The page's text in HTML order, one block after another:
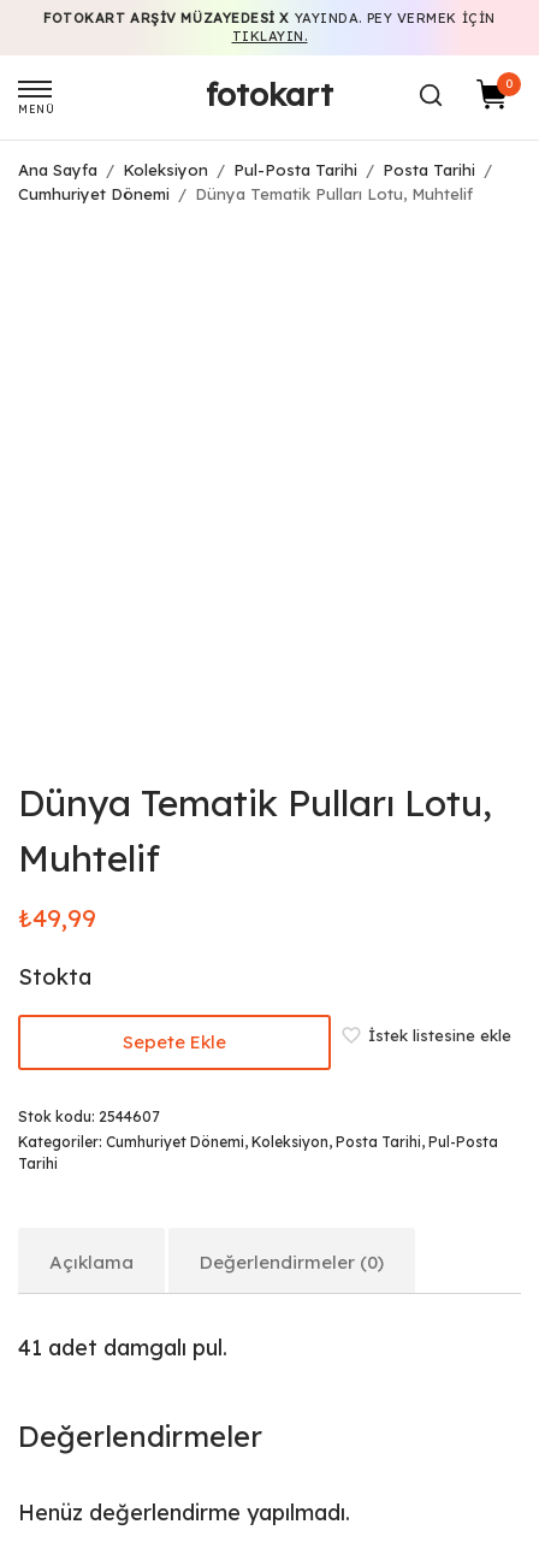
FOTOKART ARŞIV MÜZAYEDESI X YAYINDA. PEY VERMEK IÇIN
TIKLAYIN.
MENÜ fotokart 0
Ana Sayfa / Koleksiyon / Pul-Posta Tarihi / Posta Tarihi
/
Cumhuriyet Dönemi
/ Dünya Tematik Pulları Lotu, Muhtelif
Dünya Tematik Pulları Lotu,
Muhtelif
₺49,99
Stokta
Sepete Ekle İstek listesine ekle
Stok kodu: 2544607
Kategoriler: Cumhuriyet Dönemi, Koleksiyon, Posta Tarihi, Pul-Posta
Tarihi
Açıklama Değerlendirmeler (0)
41 adet damgalı pul.
Değerlendirmeler
Henüz değerlendirme yapılmadı.